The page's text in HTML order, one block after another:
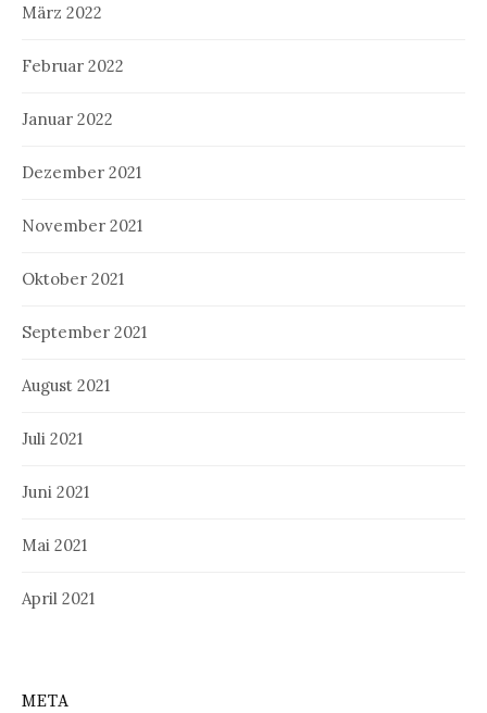
März 2022
Februar 2022
Januar 2022
Dezember 2021
November 2021
Oktober 2021
September 2021
August 2021
Juli 2021
Juni 2021
Mai 2021
April 2021
META